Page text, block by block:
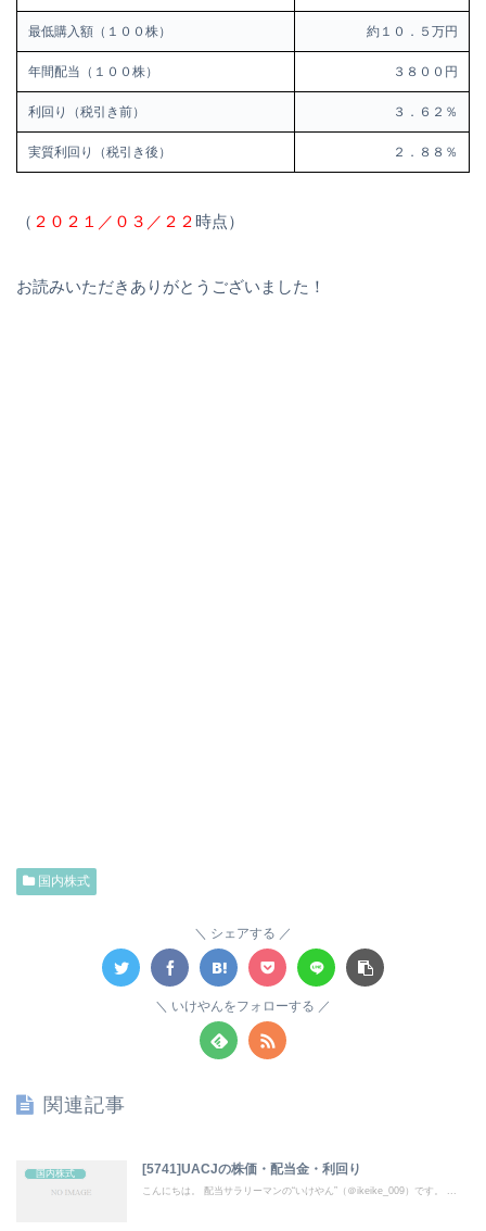
最低購入額（１００株） 約１０．５万円
年間配当（１００株） ３８００円
利回り（税引き前） ３．６２％
実質利回り（税引き後） ２．８８％
（ ２０２１／０３／２２時点）
お読みいただきありがとうございました！
国内株式
シェアする
いけやんをフォローする
関連記事
国内株式 [5741]UACJの株価・配当金・利回り
こんにちは。 配当サラリーマンの“いけやん”（＠ikeike_009）です。 ...